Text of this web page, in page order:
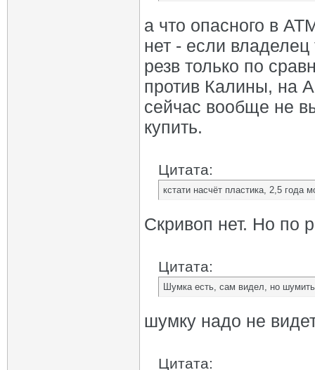
а что опасного в
нет - если
резв только по
против Калины, на
сейчас вообще не
купить.
Цитата:
кстати насчёт пластика, 2,5 года
Скривоп нет. Но по
Цитата:
Шумка есть, сам видел, но
шумку надо не
Цитата: